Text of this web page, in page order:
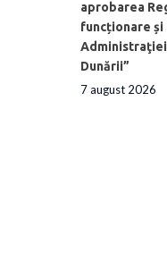
aprobarea
funcționare
Dunării”
7 august 2026